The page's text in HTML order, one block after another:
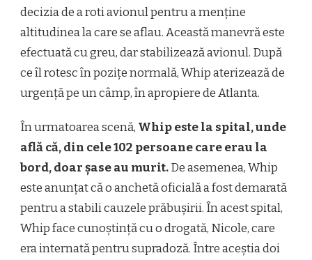
decizia de a roti avionul pentru a menține
altitudinea la care se aflau. Această manevră este
efectuată cu greu, dar stabilizează avionul. După
ce îl rotesc în pozițe normală, Whip aterizează de
urgență pe un câmp, în apropiere de Atlanta.
În urmatoarea scenă, Whip este la spital, unde
află că, din cele 102 persoane care erau la
bord, doar șase au murit.De asemenea, Whip
este anunțat că o anchetă oficială a fost demarată
pentru a stabili cauzele prăbușirii. În acest spital,
Whip face cunoștință cu o drogată, Nicole, care
era internată pentru supradoză. Între aceștia doi